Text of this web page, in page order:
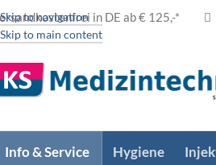
Skip to navigation
Skip to main content
in DE ab € 125,-*
Info & Service Hygiene